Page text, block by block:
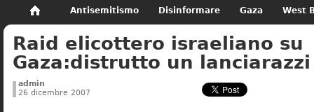
Antisemitismo Disinformare Gaza West
Non dimenticare Storia di Israele
Raid elicottero israeliano su
Gaza:distrutto un
admin
26 dicembre 2007